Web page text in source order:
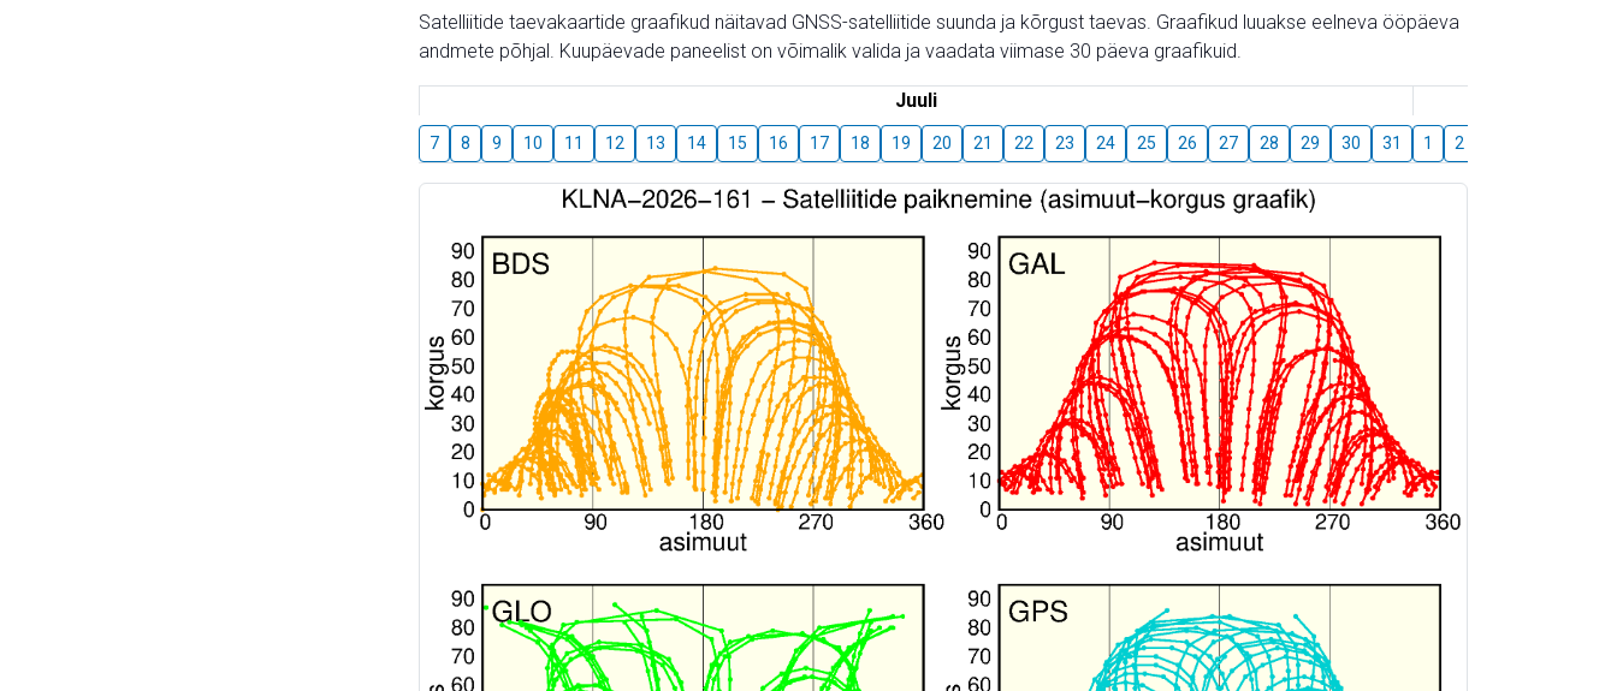
Satelliitide taevakaartide graafikud näitavad GNSS-satelliitide suunda ja kõrgust taevas. Graafikud luuakse eelneva ööpäeva
andmete põhjal. Kuupäevade paneelist on võimalik valida ja vaadata viimase 30 päeva graafikuid.
Juuli
7 8 9 10 11 12 13 14 15 16 17 18 19 20 21 22 23 24 25 26 27 28 29 30 31 1 2